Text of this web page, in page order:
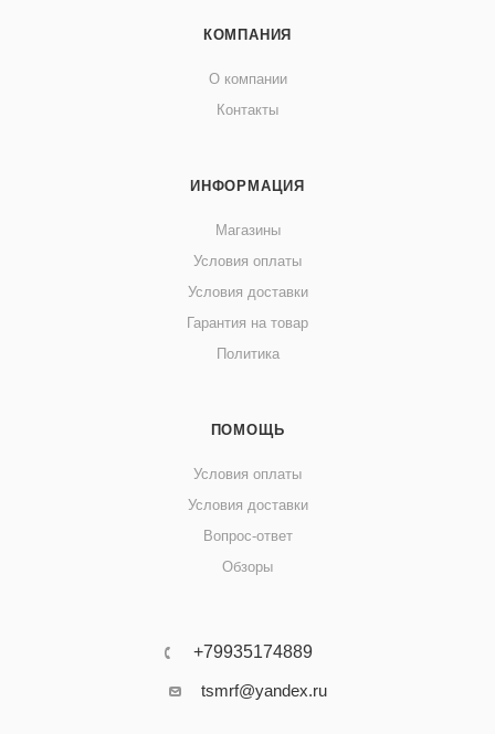
КОМПАНИЯ
О компании
Контакты
ИНФОРМАЦИЯ
Магазины
Условия оплаты
Условия доставки
Гарантия на товар
Политика
ПОМОЩЬ
Условия оплаты
Условия доставки
Вопрос-ответ
Обзоры
+79935174889
tsmrf@yandex.ru